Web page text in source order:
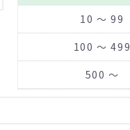
10 ～ 99
100 ～ 499
500 ～